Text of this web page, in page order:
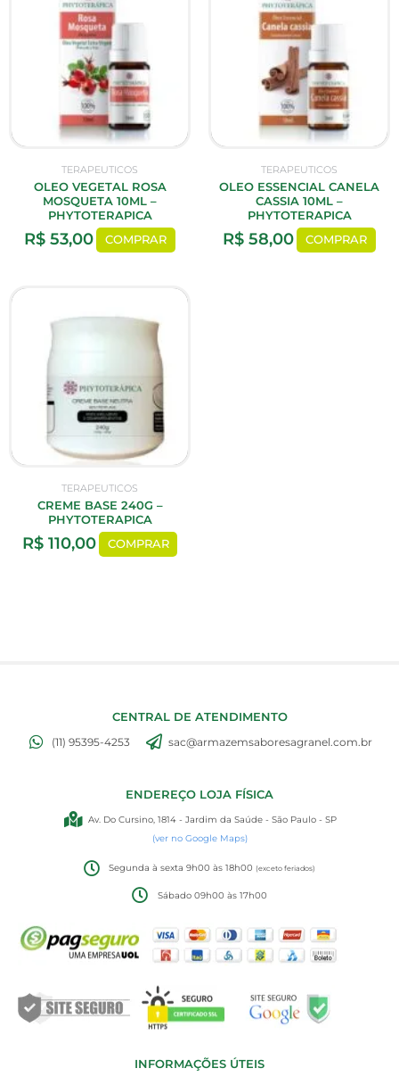
TERAPEUTICOS
OLEO VEGETAL ROSA
MOSQUETA 10ML –
PHYTOTERAPICA
R$ 53,00 COMPRAR
TERAPEUTICOS
OLEO ESSENCIAL CANELA
CASSIA 10ML –
PHYTOTERAPICA
R$ 58,00 COMPRAR
TERAPEUTICOS
CREME BASE 240G –
PHYTOTERAPICA
R$110,00 COMPRAR
CENTRAL DE ATENDIMENTO
(11) 95395-4253 sac@armazemsaboresagranel.com.br
ENDEREÇO LOJA FÍSICA
Av. Do Cursino, 1814 - Jardim da Saúde - São Paulo - SP
(ver no Google Maps)
Segunda à sexta 9h00 às 18h00(exceto feriados)
Sábado 09h00 às 17h00
INFORMAÇÕES ÚTEIS